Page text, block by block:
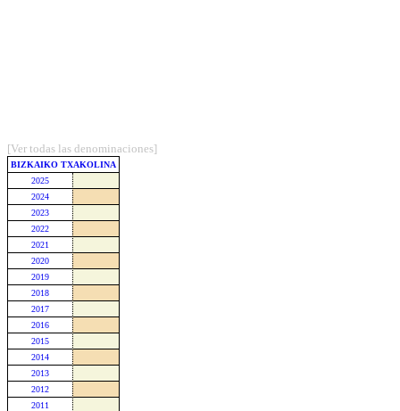
[Ver todas las denominaciones]
BIZKAIKO TXAKOLINA
2025
2024
2023
2022
2021
2020
2019
2018
2017
2016
2015
2014
2013
2012
2011